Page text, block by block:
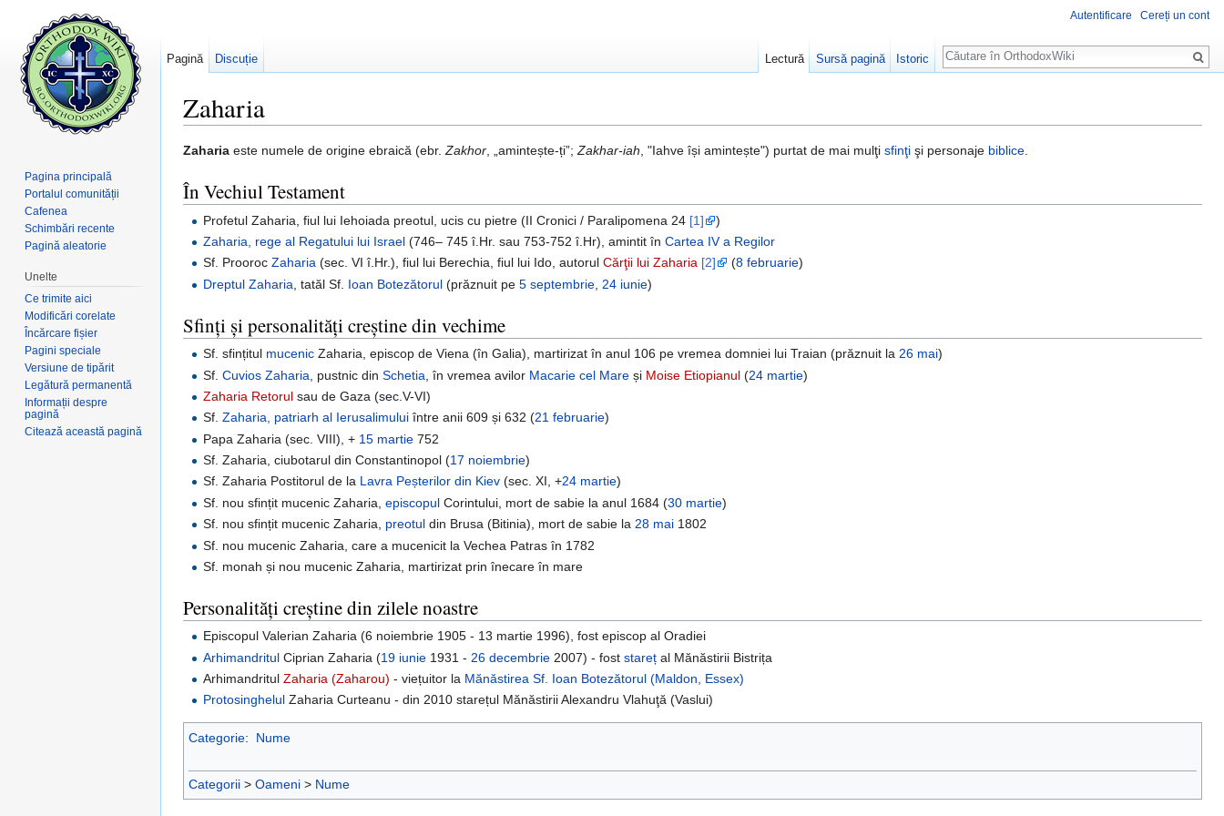
Zaharia
Zaharia este numele de origine ebraică (ebr.Zakhor, „amintește-ți”;Zakhar-iah, "Iahve își amintește") purtat de mai mulţi sfinţi şi personaje biblice.
În Vechiul Testament
Profetul Zaharia, fiul lui Iehoiada preotul, ucis cu pietre (II Cronici / Paralipomena 24 [1]
)
Zaharia, rege al Regatului lui Israel (746– 745 î.Hr. sau 753-752 î.Hr), amintit înCartea IV a Regilor
Sf. ProorocZaharia (sec. VI î.Hr.), fiul lui Berechia, fiul lui Ido, autorulCărţii lui Zaharia [2] (8 februarie)
Dreptul Zaharia , tatăl Sf. Ioan Botezătorul (prăznuit pe5 septembrie 24 iunie)
Sfinți și personalități creștine din vechime
Sf. sfințitul mucenic Zaharia, episcop de Viena (în Galia), martirizat în anul 106 pe vremea domniei lui Traian (prăznuit la 26 mai)
Sf.Cuvios Zaharia , pustnic dinSchetia , în vremea avilor Macarie cel Mare și Moise Etiopianul (24 martie)
Zaharia Retorul sau de Gaza (sec.V-VI)
Sf.Zaharia, patriarh al Ierusalimului între anii 609 și 632 (21 februarie)
Papa Zaharia (sec. VIII), + 15 martie 752
Sf. Zaharia, ciubotarul din Constantinopol (17 noiembrie)
Sf. Zaharia Postitorul de la Lavra Peșterilor din Kiev (sec. XI, +24 martie)
Sf. nou sfințit mucenic Zaharia,episcopul Corintului, mort de sabie la anul 1684 (30 martie)
Sf. nou sfințit mucenic Zaharia, preotul din Brusa (Bitinia), mort de sabie la28 mai 1802
Sf. nou mucenic Zaharia, care a mucenicit la Vechea Patras în 1782
Sf. monah și nou mucenic Zaharia, martirizat prin înecare în mare
Personalități creștine din zilele noastre
Episcopul Valerian Zaharia (6 noiembrie 1905 - 13 martie 1996), fost episcop al Oradiei
Arhimandritul Ciprian Zaharia (19 iunie 1931 - 26 decembrie 2007) - foststareț al Mănăstirii Bistrița
ArhimandritulZaharia (Zaharou) - viețuitor la Mănăstirea Sf. Ioan Botezătorul (Maldon, Essex)
Protosinghelul Zaharia Curteanu - din 2010 starețul Mănăstirii Alexandru Vlahuţă (Vaslui)
Categorie: Nume
Categorii > Oameni > Nume
Autentificare Cereți un cont
Pagină Discuție Lectură Sursă pagină Istoric
Căutare
Pagina principală
Portalul comunității
Cafenea
Schimbări recente
Pagină aleatorie
Unelte
Ce trimite aici
Modificări corelate
Încărcare fișier
Pagini speciale
Versiune de tipărit
Legătură permanentă
Informații despre
pagină
Citează această pagină